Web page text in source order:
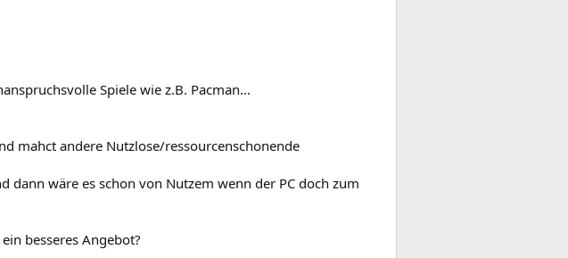
Spiele wie z.B. Pacman...
mahct andere Nutzlose/ressourcenschonende
dann wäre es schon von Nutzem wenn der PC doch zum
besseres Angebot?